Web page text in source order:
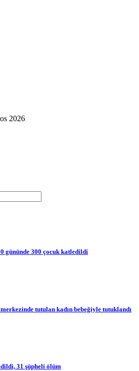
2026
gününde 300 çocuk katledildi
tutulan kadın bebeğiyle tutuklandı
31 şüpheli ölüm